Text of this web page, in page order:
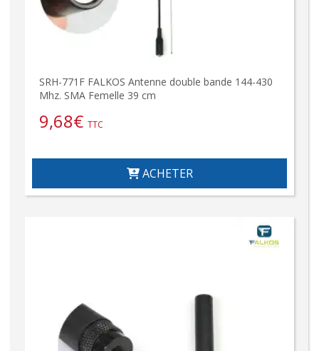
SRH-771F FALKOS Antenne double bande 144-430
Mhz. SMA Femelle 39 cm
9,68€ TTC
ACHETER